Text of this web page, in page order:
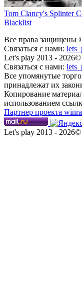
Tom Clancy's Splinter
Blacklist
Все права защищены
Связаться с нами:
Let's play 2013 - 2026©
Связаться с нами:
Все упомянутые
принадлежат их
Копирование
использованием
Партнер проекта
Let's play 2013 - 2026©